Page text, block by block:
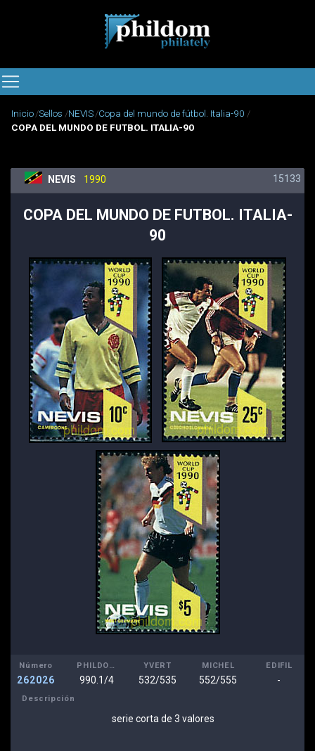
Inicio Sellos NEVIS Copa del mundo de fútbol. Italia-90
COPA DEL MUNDO DE FUTBOL. ITALIA-90
NEVIS 1990 15133
COPA DEL MUNDO DE FUTBOL. ITALIA-
90
Número
262026
PHILDOM
990.1/4
YVERT
532/535
MICHEL
552/555
EDIFIL
-
Descripción
serie corta de 3 valores